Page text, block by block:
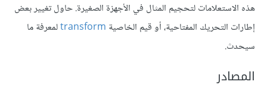
هذه الاستعلامات لتحجيم المثال في الأجهزة الصغيرة. حاول تغيير بعض
إطارات التحريك المفتاحية، أو قيم الخاصية transformلمعرفة ما
سيحدث.
المصادر